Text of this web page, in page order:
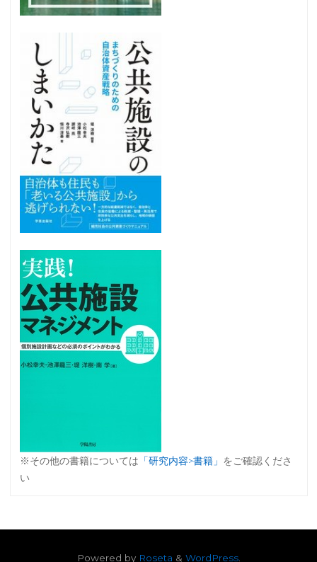
※その他の書籍については 「研究内容>書籍」 をご確認くださ
い
Powered byRoseta & WordPress.